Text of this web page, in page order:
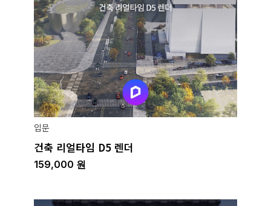
입문
건축 리얼타임 D5 렌더
159,000 원